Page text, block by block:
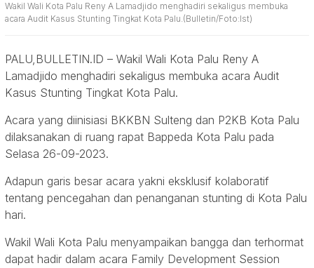
Wakil Wali Kota Palu Reny A Lamadjido menghadiri sekaligus membuka
acara Audit Kasus Stunting Tingkat Kota Palu.(Bulletin/Foto:Ist)
PALU,BULLETIN.ID – Wakil Wali Kota Palu Reny A
Lamadjido menghadiri sekaligus membuka acara Audit
Kasus Stunting Tingkat Kota Palu.
Acara yang diinisiasi BKKBN Sulteng dan P2KB Kota Palu
dilaksanakan di ruang rapat Bappeda Kota Palu pada
Selasa 26-09-2023.
Adapun garis besar acara yakni eksklusif kolaboratif
tentang pencegahan dan penanganan stunting di Kota Palu
hari.
Wakil Wali Kota Palu menyampaikan bangga dan terhormat
dapat hadir dalam acara Family Development Session